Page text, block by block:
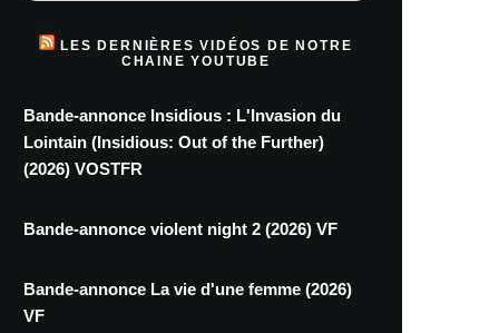
LES DERNIÈRES VIDÉOS DE NOTRE
CHAINE YOUTUBE
Bande-annonce Insidious : L'Invasion du
Lointain (Insidious: Out of the Further)
(2026) VOSTFR
Bande-annonce violent night 2 (2026) VF
Bande-annonce La vie d'une femme (2026)
VF